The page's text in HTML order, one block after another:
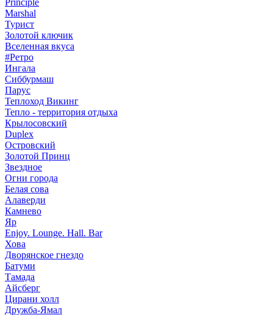
Principle
Marshal
Турист
Золотой ключик
Вселенная вкуса
#Ретро
Ингала
Сиббурмаш
Парус
Теплоход Викинг
Тепло - территория отдыха
Крылосовский
Duplex
Островский
Золотой Принц
Звездное
Огни города
Белая сова
Алаверди
Камнево
Яр
Enjoy. Lounge. Hall. Bar
Хова
Дворянское гнездо
Батуми
Тамада
Айсберг
Цирани холл
Дружба-Ямал